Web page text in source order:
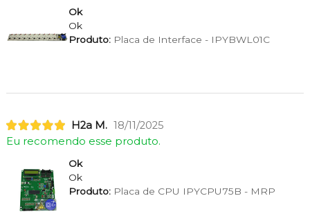
Ok
Ok
Produto:Placa de Interface - IPYBWL01C
H2a M. 18/11/2025
Eu recomendo esse produto.
Ok
Ok
Produto:Placa de CPU IPYCPU75B - MRP